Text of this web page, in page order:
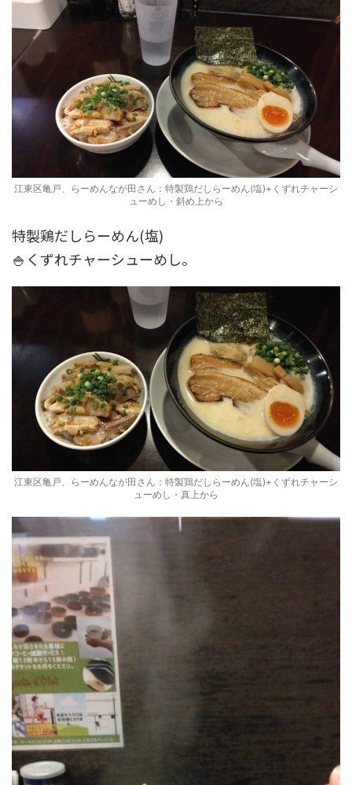
江東区亀戸、らーめんなが田さん：特製鶏だしらーめん(塩)+くずれチャーシ
ューめし・斜め上から
特製鶏だしらーめん(塩)
🍚くずれチャーシューめし。
江東区亀戸、らーめんなが田さん：特製鶏だしらーめん(塩)+くずれチャーシ
ューめし・真上から